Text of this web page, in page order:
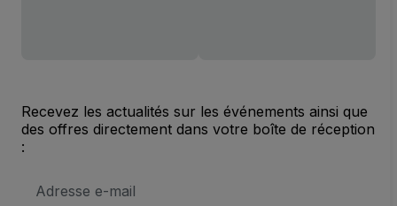
Recevez les actualités sur les événements ainsi que
des offres directement dans votre boîte de réception
:
e-